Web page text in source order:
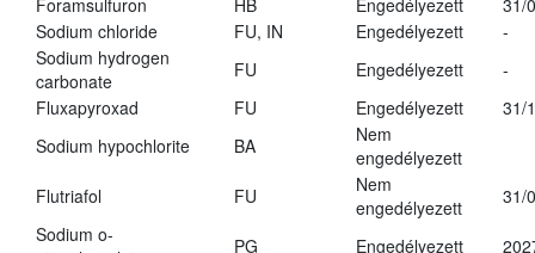
Foramsulfuron HB Engedélyezett
31/
Sodium chloride
FU, IN Engedélyezett
-
Sodium hydrogen
carbonate
FU Engedélyezett
-
Fluxapyroxad
FU Engedélyezett
31/
Sodium hypochlorite
BA
Nem
engedélyezett
Flutriafol
FU
Nem
engedélyezett
31/
Sodium o-
PG Engedélyezett